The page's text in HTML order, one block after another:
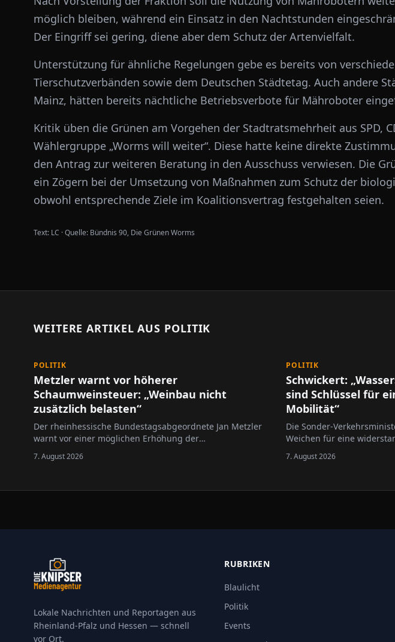
möglich bleiben, während ein Einsatz in den Nachtstunden
Der Eingriff sei gering, diene aber dem Schutz der Artenvielfalt.
Unterstützung für ähnliche Regelungen gebe es bereits von
Tierschutzverbänden sowie dem Deutschen Städtetag. Auch andere
Mainz, hätten bereits nächtliche Betriebsverbote für Mähroboter
Kritik üben die Grünen am Vorgehen der Stadtratsmehrheit aus SPD,
Wählergruppe „Worms will weiter“. Diese hatte keine direkte
den Antrag zur weiteren Beratung in den Ausschuss verwiesen. Die
ein Zögern bei der Umsetzung von Maßnahmen zum Schutz der
obwohl entsprechende Ziele im Koalitionsvertrag festgehalten seien.
Text: LC ·Quelle: Bündnis 90, Die Grünen Worms
WEITERE ARTIKEL AUS POLITIK
POLITIK
Metzler warnt vor höherer
Schaumweinsteuer: „Weinbau nicht
zusätzlich belasten“
Der rheinhessische Bundestagsabgeordnete Jan Metzler
warnt vor einer möglichen Erhöhung der
7. August 2026
POLITIK
Schwickert:
sind Schlüssel für
Mobilität“
Die Sonder-
Weichen für eine
7. August 2026
Lokale Nachrichten und Reportagen aus
Rheinland-Pfalz und Hessen — schnell
vor Ort.
RUBRIKEN
Blaulicht
Politik
Events